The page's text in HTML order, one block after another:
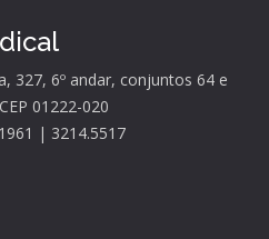
327, 6º andar, conjuntos 64 e
01222-020
| 3214.5517